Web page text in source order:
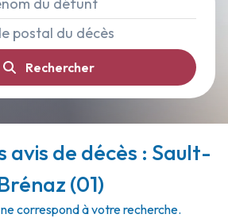
Rechercher
avis de décès : Sault-
(01)
correspond à votre recherche.